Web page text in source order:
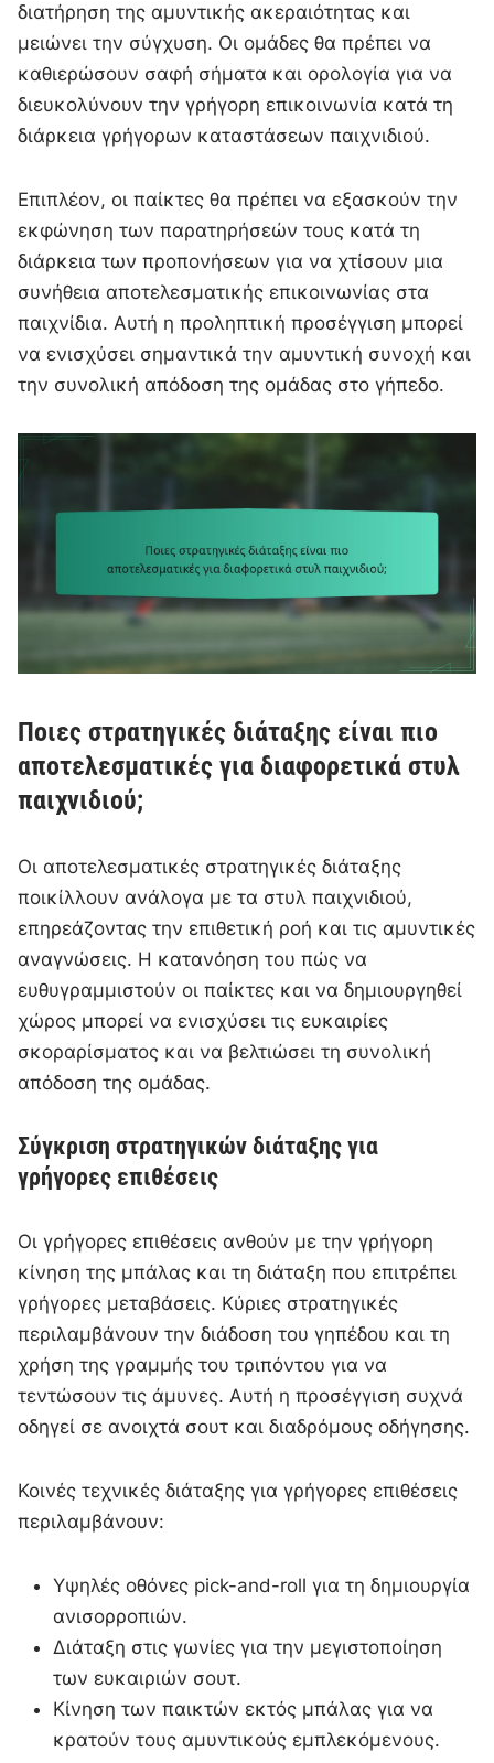
διατήρηση της αμυντικής ακεραιότητας και
μειώνει την σύγχυση. Οι ομάδες θα πρέπει να
καθιερώσουν σαφή σήματα και ορολογία για να
διευκολύνουν την γρήγορη επικοινωνία κατά τη
διάρκεια γρήγορων καταστάσεων παιχνιδιού.
Επιπλέον, οι παίκτες θα πρέπει να εξασκούν την
εκφώνηση των παρατηρήσεών τους κατά τη
διάρκεια των προπονήσεων για να χτίσουν μια
συνήθεια αποτελεσματικής επικοινωνίας στα
παιχνίδια. Αυτή η προληπτική προσέγγιση μπορεί
να ενισχύσει σημαντικά την αμυντική συνοχή και
την συνολική απόδοση της ομάδας στο γήπεδο.
Ποιες στρατηγικές διάταξης είναι πιο
αποτελεσματικές για διαφορετικά στυλ
παιχνιδιού;
Οι αποτελεσματικές στρατηγικές διάταξης
ποικίλλουν ανάλογα με τα στυλ παιχνιδιού,
επηρεάζοντας την επιθετική ροή και τις αμυντικές
αναγνώσεις. Η κατανόηση του πώς να
ευθυγραμμιστούν οι παίκτες και να δημιουργηθεί
χώρος μπορεί να ενισχύσει τις ευκαιρίες
σκοραρίσματος και να βελτιώσει τη συνολική
απόδοση της ομάδας.
Σύγκριση στρατηγικών διάταξης για
γρήγορες επιθέσεις
Οι γρήγορες επιθέσεις ανθούν με την γρήγορη
κίνηση της μπάλας και τη διάταξη που επιτρέπει
γρήγορες μεταβάσεις. Κύριες στρατηγικές
περιλαμβάνουν την διάδοση του γηπέδου και τη
χρήση της γραμμής του τριπόντου για να
τεντώσουν τις άμυνες. Αυτή η προσέγγιση συχνά
οδηγεί σε ανοιχτά σουτ και διαδρόμους οδήγησης.
Κοινές τεχνικές διάταξης για γρήγορες επιθέσεις
περιλαμβάνουν:
Υψηλές οθόνες pick-and-roll για τη δημιουργία
ανισορροπιών.
Διάταξη στις γωνίες για την μεγιστοποίηση
των ευκαιριών σουτ.
Κίνηση των παικτών εκτός μπάλας για να
κρατούν τους αμυντικούς εμπλεκόμενους.